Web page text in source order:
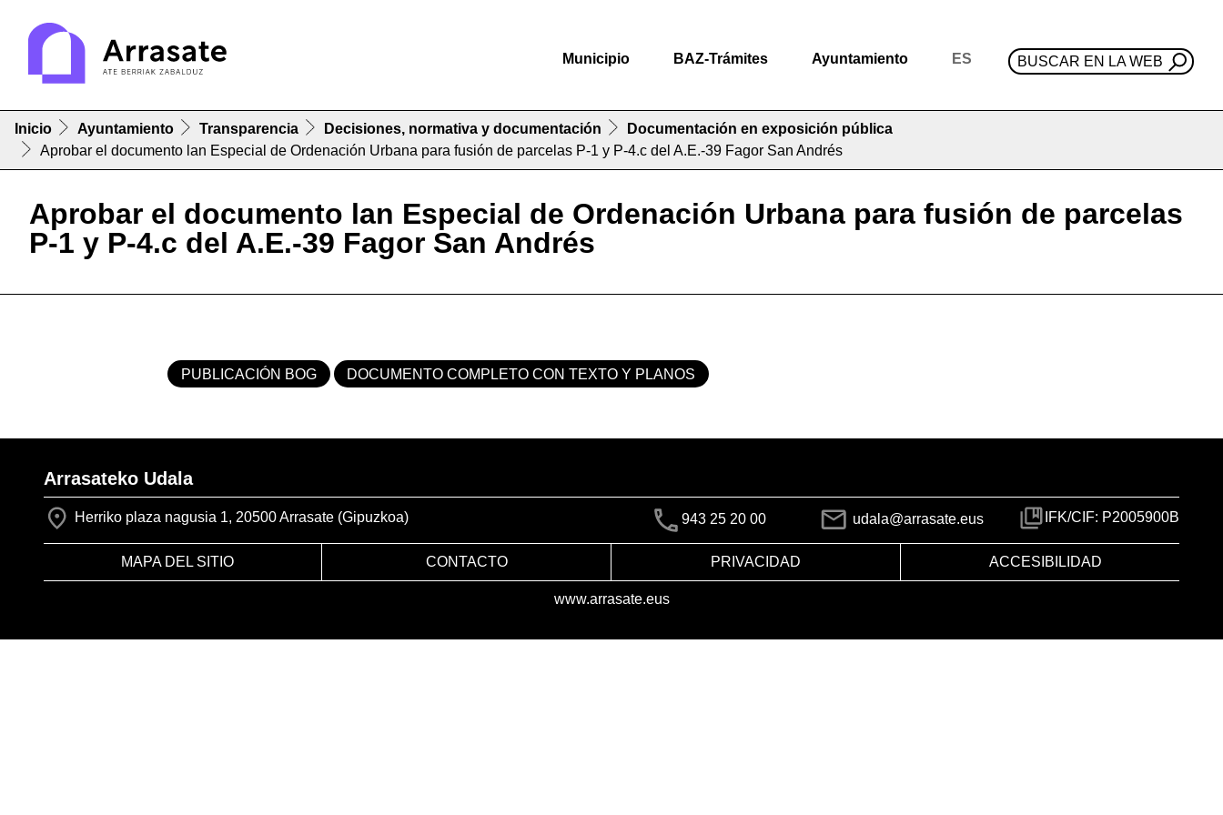
Municipio BAZ-Trámites Ayuntamiento ES BUSCAR EN LA WEB
Inicio Ayuntamiento Transparencia Decisiones, normativa y documentación
Documentación en exposición pública
Aprobar el documento lan Especial de Ordenación Urbana para fusión de parcelas P-1 y P-4.c del A.E.-39 Fagor San Andrés
Aprobar el documento lan Especial de Ordenación Urbana para fusión de parcelas
P-1 y P-4.c del A.E.-39 Fagor San Andrés
PUBLICACIÓN BOG DOCUMENTO COMPLETO CON TEXTO Y PLANOS
Arrasateko Udala
Herriko plaza nagusia 1, 20500 Arrasate (Gipuzkoa) 943 25 20 00 udala@arrasate.eus IFK/CIF: P2005900B
MAPA DEL SITIO CONTACTO PRIVACIDAD ACCESIBILIDAD
www.arrasate.eus